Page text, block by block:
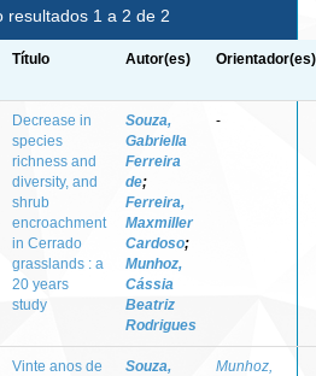
resultados 1 a 2 de 2
Título Autor(es) Orientador(es)
Decrease in
species
richness and
diversity, and
shrub
encroachment
in Cerrado
grasslands : a
20 years
study
Souza,
Gabriella
Ferreira
de;
Ferreira,
Maxmiller
Cardoso;
Munhoz,
Cássia
Beatriz
Rodrigues
-
Vinte anos de
Souza,
Munhoz,